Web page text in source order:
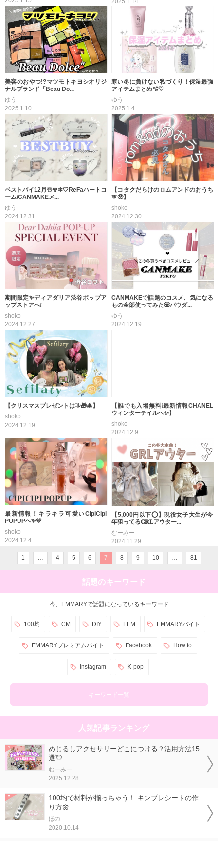
2025.1.14
美容のおやつ!?マツモトキヨシオリジ
ナルブランド「Beau Do...
ゆう
2025.1.10
寒い冬に負けない私づくり！保湿最強
アイテムまとめ🫧🤍
ゆう
2025.1.4
ベストバイ12月☃️🧣❄🤍ReFaハートコ
ーム/CANMAKEメ...
ゆう
2024.12.31
【コタクだらけのロムアンドのおうち
🫶🥹】
shoko
2024.12.30
期間限定✨ディアダリア渋谷ポップア
ップストアへ❕
shoko
2024.12.27
CANMAKEで話題のコスメ、気になる
もの全部使ってみた💟パウダ...
ゆう
2024.12.19
【クリスマスプレゼントはｺﾚ🎁🎄】
shoko
2024.12.19
【誰でも入場無料❕最新情報CHANEL
ウィンターテイルへ✨】
shoko
2024.12.9
最新情報！キラキラ可愛いCipiCipi
POPUPへ✨💛
shoko
2024.12.4
【5,000円以下⭕️】現役女子大生が今
年狙ってる𝐆𝐑𝐋アウター...
むーみー
2024.11.29
1 … 4 5 6 7 8 9 10 … 81
話題のキーワード
今、EMMARYで話題になっているキーワード
100均 CM DIY EFM EMMARYバイト
EMMARYプレミアムバイト Facebook How to
Instagram K-pop
キーワード一覧
人気記事ランキング
めじるしアクセサリーどこにつける？活用方法15
選💘
むーみー
2025.12.28
100均で材料が揃っちゃう！ キンブレシートの作
り方🌼
ほの
2020.10.14